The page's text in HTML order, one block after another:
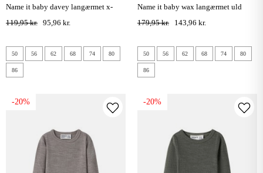
name it baby davey langærmet x-
slim bodystocking - shopping bag
119,95 kr. 95,96 kr.
50 56 62 68 74 80
86
name it baby wax langærmet uld
bodystocking - violet ice
179,95 kr. 143,96 kr.
50 56 62 68 74 80
86
-20% -20%